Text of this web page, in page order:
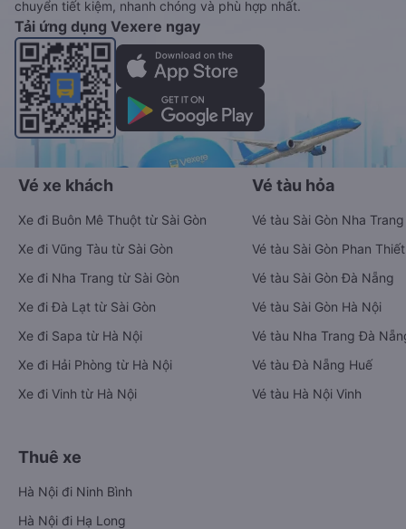
chuyển tiết kiệm, nhanh chóng và phù hợp nhất.
Tải ứng dụng Vexere ngay
Vé xe khách
Xe đi Buôn Mê Thuột từ Sài Gòn
Xe đi Vũng Tàu từ Sài Gòn
Xe đi Nha Trang từ Sài Gòn
Xe đi Đà Lạt từ Sài Gòn
Xe đi Sapa từ Hà Nội
Xe đi Hải Phòng từ Hà Nội
Xe đi Vinh từ Hà Nội
Vé tàu hỏa
Vé tàu Sài Gòn Nha Trang
Vé tàu Sài Gòn Phan Thiết
Vé tàu Sài Gòn Đà Nẵng
Vé tàu Sài Gòn Hà Nội
Vé tàu Nha Trang Đà
Vé tàu Đà Nẵng Huế
Vé tàu Hà Nội Vinh
Thuê xe
Hà Nội đi Ninh Bình
Hà Nội đi Hạ Long